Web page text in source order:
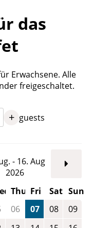
das
Erwachsene. Alle
freigeschaltet.
+ guests
- 16. Aug
2026
Thu Fri Sat Sun
06 07 08
09